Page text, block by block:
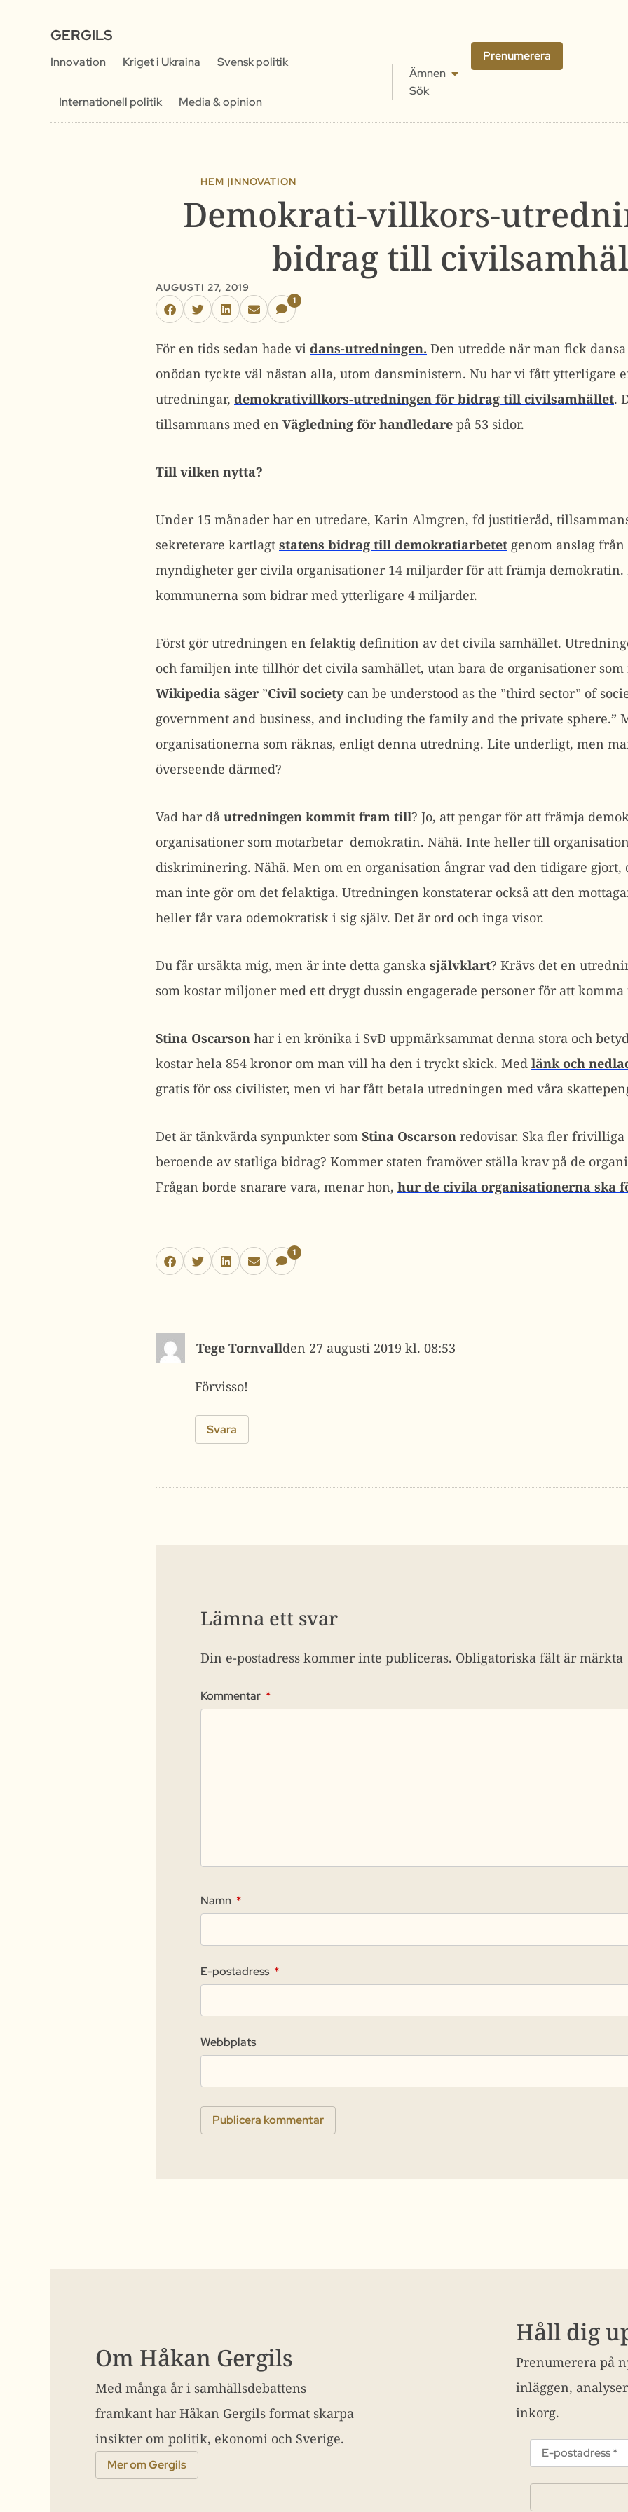
GERGILS
Innovation Kriget i Ukraina Svensk politik
Internationell politik Media & opinion
Ämnen
Sök
Prenumerera
HEM |INNOVATION
Demokrati-villkors-
bidrag till
AUGUSTI 27, 2019
1
För en tids sedan hade vi dans-utredningen. Den utredde när man fick
onödan tyckte väl nästan alla, utom dansministern. Nu har vi fått ytterligare
utredningar, demokrativillkors-utredningen för bidrag till civilsamhället.
tillsammans med en Vägledning för handledare på 53 sidor.
Till vilken nytta?
Under 15 månader har en utredare, Karin Almgren, fd justitieråd,
sekreterare kartlagt statens bidrag till demokratiarbetet genom anslag
myndigheter ger civila organisationer 14 miljarder för att främja
kommunerna som bidrar med ytterligare 4 miljarder.
Först gör utredningen en felaktig definition av det civila samhället.
och familjen inte tillhör det civila samhället, utan bara de organisationer
Wikipedia säger ”Civil societycan be understood as the ”third sector” of
government and business, and including the family and the private sphere.”
organisationerna som räknas, enligt denna utredning. Lite underligt, men
överseende därmed?
Vad har då utredningen kommit fram till? Jo, att pengar för att främja
organisationer som motarbetar demokratin. Nähä. Inte heller till
diskriminering. Nähä. Men om en organisation ångrar vad den tidigare gjort,
man inte gör om det felaktiga. Utredningen konstaterar också att den
heller får vara odemokratisk i sig själv. Det är ord och inga visor.
Du får ursäkta mig, men är inte detta ganska självklart? Krävs det en
som kostar miljoner med ett drygt dussin engagerade personer för att
Stina Oscarson har i en krönika i SvD uppmärksammat denna stora och
kostar hela 854 kronor om man vill ha den i tryckt skick. Med länk och
gratis för oss civilister, men vi har fått betala utredningen med våra
Det är tänkvärda synpunkter som Stina Oscarson redovisar. Ska fler
beroende av statliga bidrag? Kommer staten framöver ställa krav på de
Frågan borde snarare vara, menar hon, hur de civila organisationerna ska
1
Tege Tornvall 27 augusti 2019 kl. 08:53
Förvisso!
Svara
Lämna ett svar
Din e-postadress kommer inte publiceras. Obligatoriska fält är märkta
Kommentar *
Namn *
E-postadress *
Webbplats
Om Håkan Gergils
Med många år i samhällsdebattens
framkant har Håkan Gergils format skarpa
insikter om politik, ekonomi och Sverige.
Mer om Gergils
Håll dig
Prenumerera på
inläggen,
inkorg.